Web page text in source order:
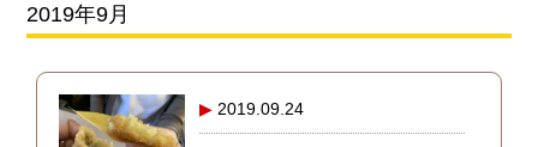
2019年9月
2019.09.24